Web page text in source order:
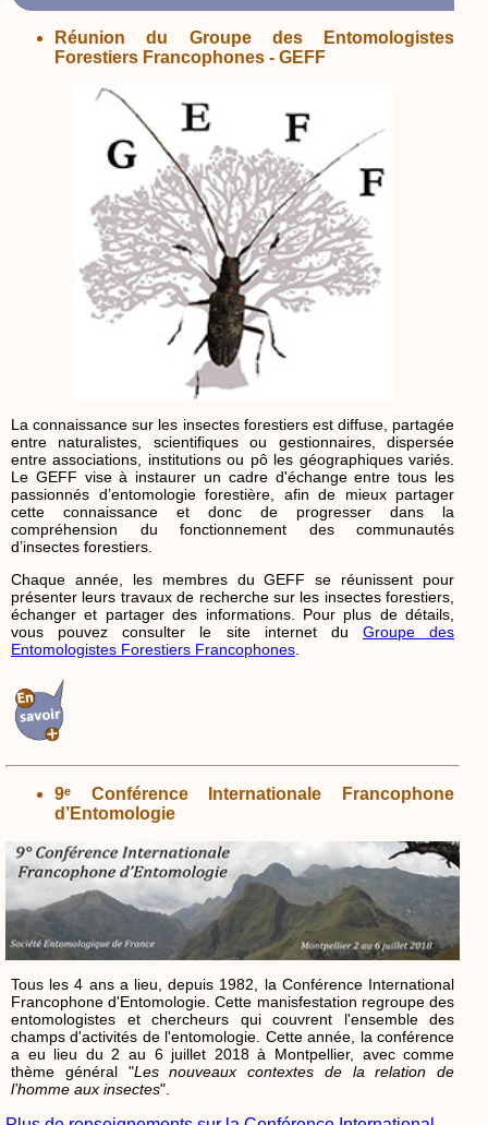
Réunion du Groupe des Entomologistes
Forestiers Francophones - GEFF
La connaissance sur les insectes forestiers est diffuse, partagée
entre naturalistes, scientifiques ou gestionnaires, dispersée
entre associations, institutions ou pô les géographiques variés.
Le GEFF vise à instaurer un cadre d'échange entre tous les
passionnés d’entomologie forestière, afin de mieux partager
cette connaissance et donc de progresser dans la
compréhension du fonctionnement des communautés
d’insectes forestiers.
Chaque année, les membres du GEFF se réunissent pour
présenter leurs travaux de recherche sur les insectes forestiers,
échanger et partager des informations. Pour plus de détails,
vous pouvez consulter le site internet du Groupe des
Entomologistes Forestiers Francophones
9ᵉ Conférence Internationale Francophone
d’Entomologie
Tous les 4 ans a lieu, depuis 1982, la Conférence International
Francophone d'Entomologie. Cette manisfestation regroupe des
entomologistes et chercheurs qui couvrent l'ensemble des
champs d'activités de l'entomologie. Cette année, la conférence
a eu lieu du 2 au 6 juillet 2018 à Montpellier, avec comme
thème général "Les nouveaux contextes de la relation de
l’homme aux insectes".